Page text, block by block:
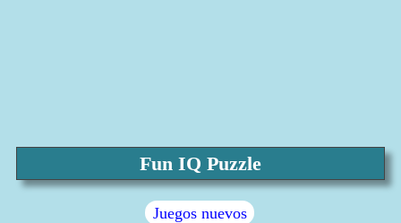
Fun IQ Puzzle
Juegos nuevos